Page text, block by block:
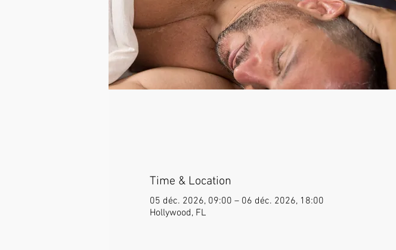
Time & Location
05 déc. 2026, 09:00 – 06 déc. 2026, 18:00
Hollywood, FL